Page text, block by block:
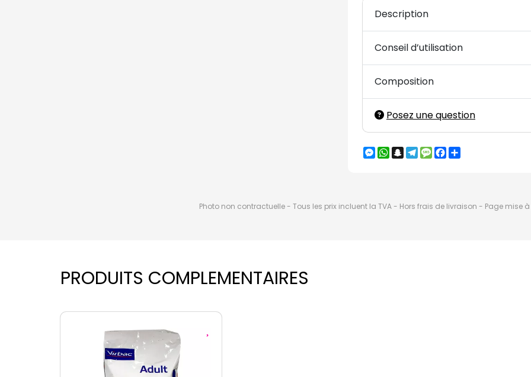
Description
Conseil d’utilisation
Composition
Posez une question
Messenger
WhatsApp
Snapchat
Telegram
MessageFacebook
Photo non contractuelle - Tous les prix incluent la TVA - Hors frais de livraison - Page mise
PRODUITS COMPLEMENTAIRES